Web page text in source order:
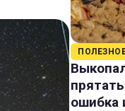
ошибка